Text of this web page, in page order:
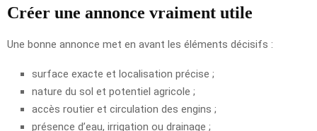
Créer une annonce vraiment utile
Une bonne annonce met en avant les éléments décisifs :
surface exacte et localisation précise ;
nature du sol et potentiel agricole ;
accès routier et circulation des engins ;
présence d’eau, irrigation ou drainage ;